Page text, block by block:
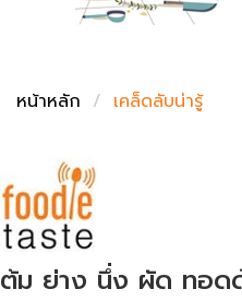
เปรียบเทียบน้ำหนัก
หน้าหลัก
เคล็ดลับน่ารู้
ต้ม​ ย่าง​ นึ่ง​ ผัด​ ทอดด้